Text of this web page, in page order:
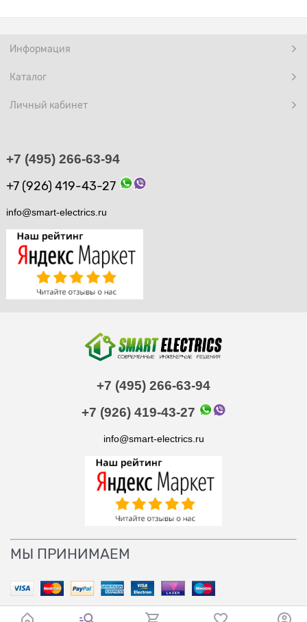
Информация
Каталог
Личный кабинет
+7 (495) 266-63-94
+7 (926) 419-43-27
info@smart-electrics.ru
+7 (495) 266-63-94
+7 (926) 419-43-27
info@smart-electrics.ru
МЫ ПРИНИМАЕМ